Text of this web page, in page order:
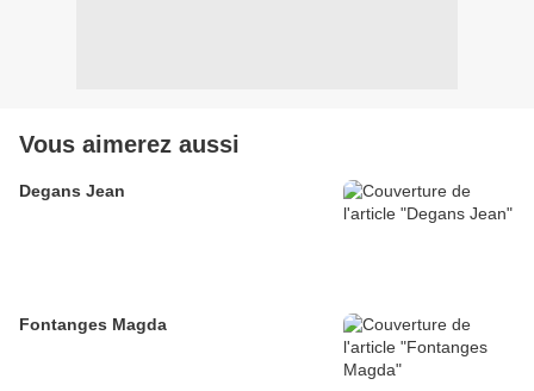
Vous aimerez aussi
Degans Jean
Fontanges Magda